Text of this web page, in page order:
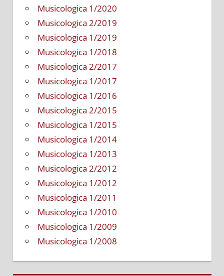
Musicologica 1/2020
Musicologica 2/2019
Musicologica 1/2019
Musicologica 1/2018
Musicologica 2/2017
Musicologica 1/2017
Musicologica 1/2016
Musicologica 2/2015
Musicologica 1/2015
Musicologica 1/2014
Musicologica 1/2013
Musicologica 2/2012
Musicologica 1/2012
Musicologica 1/2011
Musicologica 1/2010
Musicologica 1/2009
Musicologica 1/2008